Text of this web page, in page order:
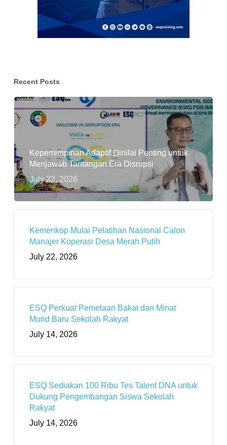
Recent Posts
Kepemimpinan Adaptif Dinilai Penting untuk
Menjawab Tantangan Era Disrupsi
July 22, 2026
Kemenkop Mulai Pelatihan Nasional Calon
Manajer Koperasi Desa Merah Putih
July 22, 2026
ESQ Perkuat Pemetaan Bakat dan Minat
Murid Baru Sekolah Rakyat
July 14, 2026
ESQ Sediakan 100 Ribu Tes Talent DNA untuk
Dukung Pengembangan Siswa Sekolah
Rakyat
July 14, 2026